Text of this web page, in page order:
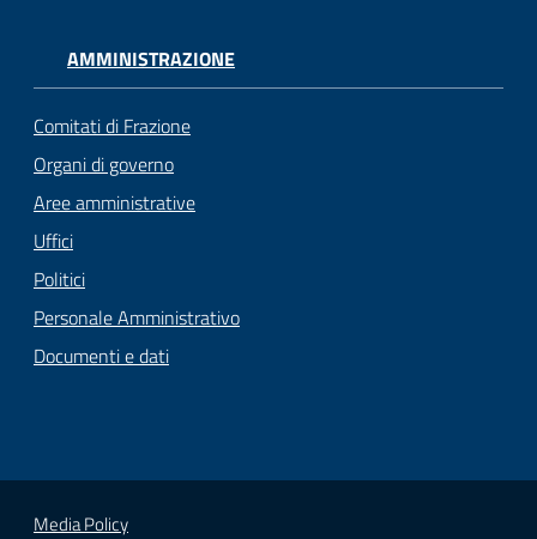
AMMINISTRAZIONE
Comitati di Frazione
Organi di governo
Aree amministrative
Uffici
Politici
Personale Amministrativo
Documenti e dati
Media Policy